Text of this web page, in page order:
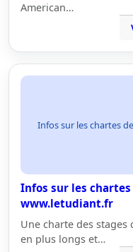
American…
Infos sur les chartes
Infos sur les
www.letudiant.fr
Une charte des
en plus longs et…